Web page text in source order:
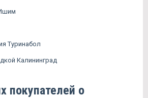
Туринабол
Калининград
покупателей о